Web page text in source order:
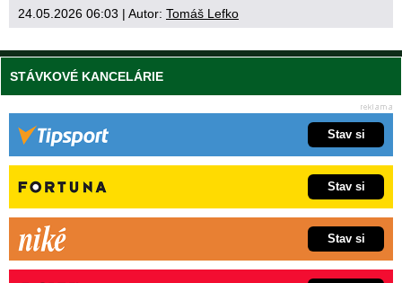
24.05.2026 06:03 | Autor: Tomáš Lefko
STÁVKOVÉ KANCELÁRIE
Stav si
Stav si
Stav si